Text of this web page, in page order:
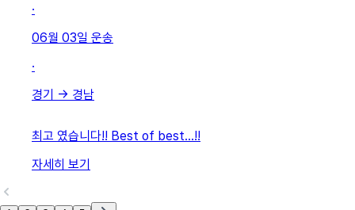
·
06월 03일 운송
·
경기 → 경남
최고 였습니다!! Best of best…!!
자세히 보기